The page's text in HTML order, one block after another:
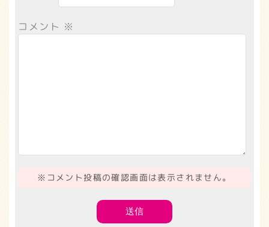
コメント ※
※コメント投稿の確認画面は表示されません。